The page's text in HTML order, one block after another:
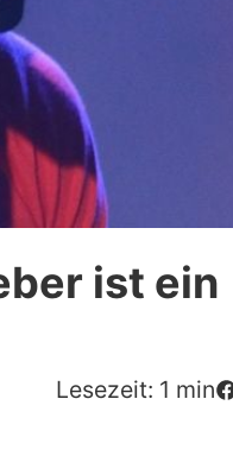
ist ein
Lesezeit: 1 min